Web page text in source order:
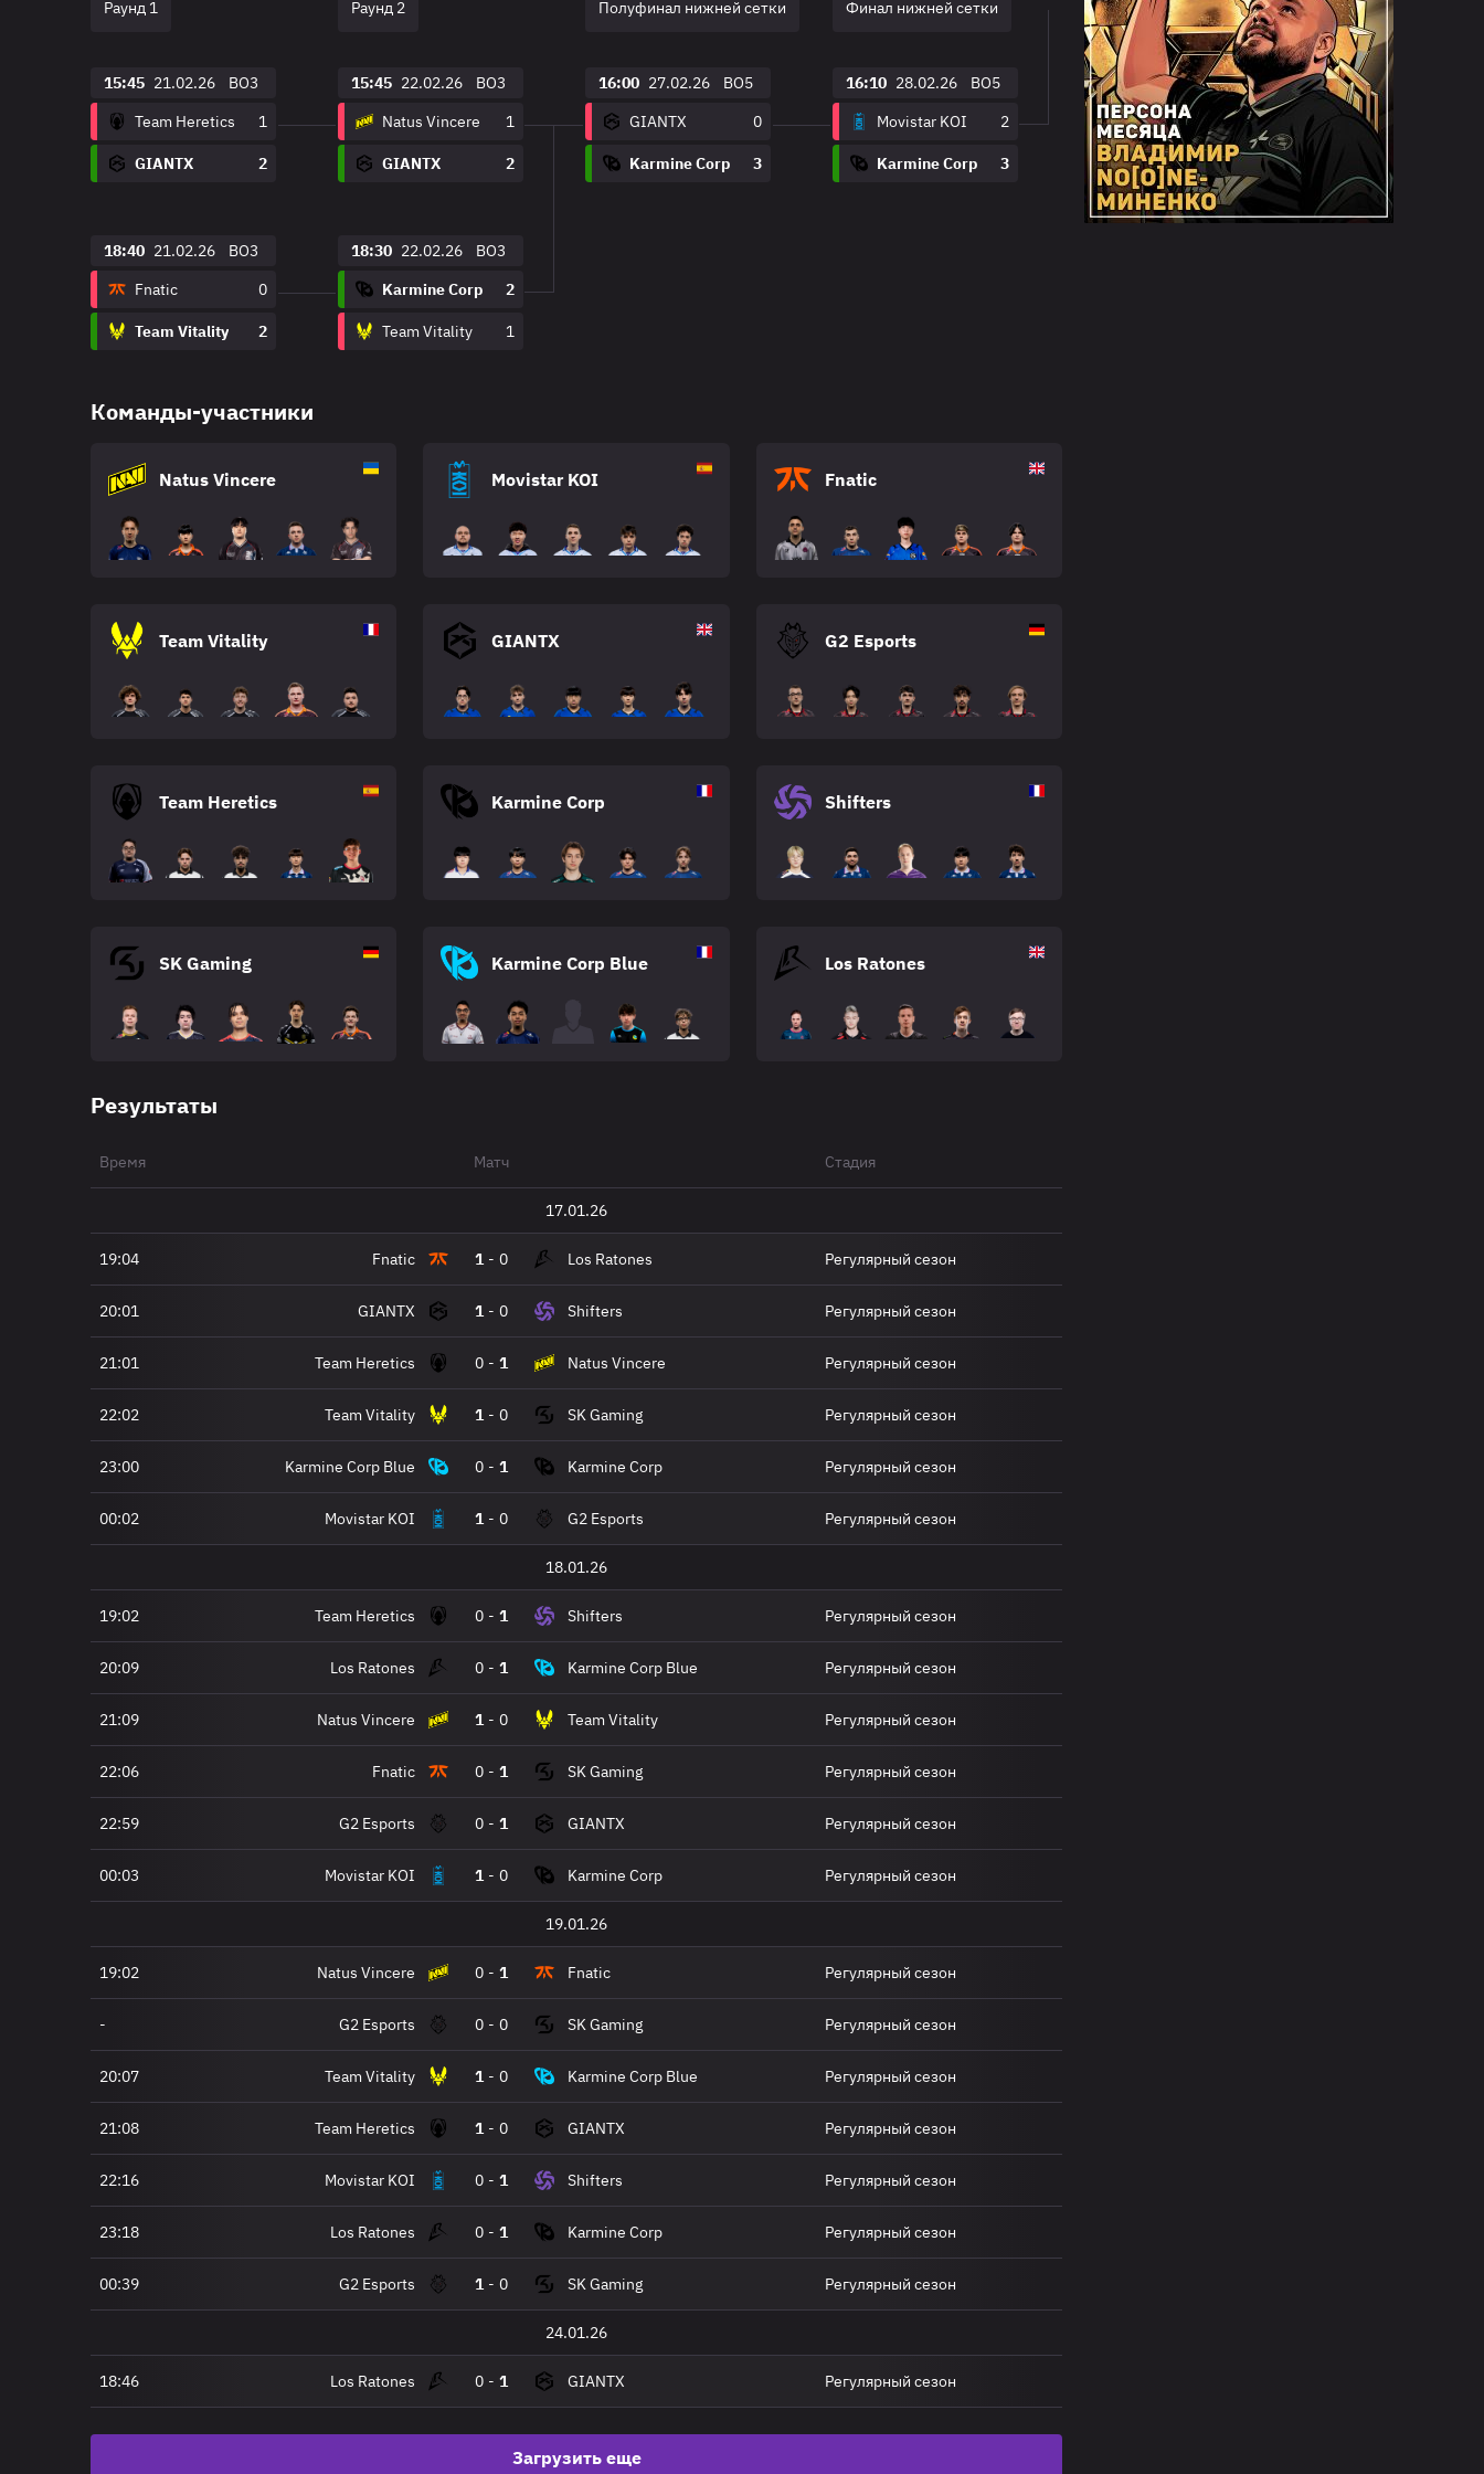
Раунд 1
15:45 21.02.26
BO3
Team Heretics
1
GIANTX 2
18:40 21.02.26
BO3
Fnatic
0
Team Vitality 2
Раунд 2
15:45 22.02.26
BO3
Natus Vincere
1
GIANTX 2
18:30 22.02.26
BO3
Karmine Corp
2
Team Vitality 1
Полуфинал нижней сетки
16:00 27.02.26
BO5
GIANTX
0
Karmine Corp 3
Финал нижней сетки
16:10 28.02.26
BO5
Movistar KOI
2
Karmine Corp 3
Команды-участники
Natus Vincere Movistar KOI Fnatic
Team Vitality GIANTX G2 Esports
Team Heretics Karmine Corp Shifters
SK Gaming Karmine Corp Blue Los Ratones
Результаты
Время Матч Стадия
17.01.26
19:04 Fnatic 1 - 0 Los Ratones Регулярный сезон
20:01 GIANTX 1 - 0 Shifters Регулярный сезон
21:01 Team Heretics 0 - 1 Natus Vincere Регулярный сезон
22:02 Team Vitality 1 - 0 SK Gaming Регулярный сезон
23:00 Karmine Corp Blue 0 - 1 Karmine Corp Регулярный сезон
00:02 Movistar KOI 1 - 0 G2 Esports Регулярный сезон
18.01.26
19:02 Team Heretics 0 - 1 Shifters Регулярный сезон
20:09 Los Ratones 0 - 1 Karmine Corp Blue Регулярный сезон
21:09 Natus Vincere 1 - 0 Team Vitality Регулярный сезон
22:06 Fnatic 0 - 1 SK Gaming Регулярный сезон
22:59 G2 Esports 0 - 1 GIANTX Регулярный сезон
00:03 Movistar KOI 1 - 0 Karmine Corp Регулярный сезон
19.01.26
19:02 Natus Vincere 0 - 1 Fnatic Регулярный сезон
- G2 Esports 0 - 0 SK Gaming Регулярный сезон
20:07 Team Vitality 1 - 0 Karmine Corp Blue Регулярный сезон
21:08 Team Heretics 1 - 0 GIANTX Регулярный сезон
22:16 Movistar KOI 0 - 1 Shifters Регулярный сезон
23:18 Los Ratones 0 - 1 Karmine Corp Регулярный сезон
00:39 G2 Esports 1 - 0 SK Gaming Регулярный сезон
24.01.26
18:46 Los Ratones 0 - 1 GIANTX Регулярный сезон
Загрузить еще